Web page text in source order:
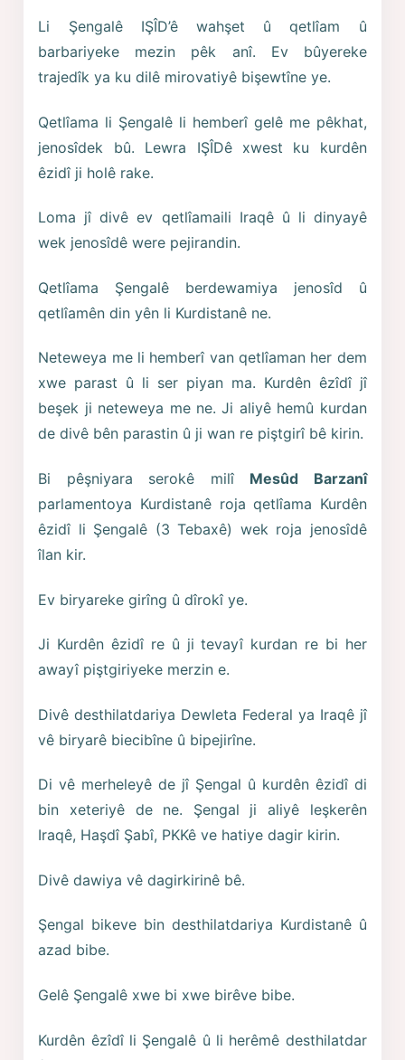
Li Şengalê IŞÎD’ê wahşet û qetlîam û
barbariyeke mezin pêk anî. Ev bûyereke
trajedîk ya ku dilê mirovatiyê bişewtîne ye.
Qetlîama li Şengalê li hemberî gelê me pêkhat,
jenosîdek bû. Lewra IŞÎDê xwest ku kurdên
êzidî ji holê rake.
Loma jî divê ev qetlîamaili Iraqê û li dinyayê
wek jenosîdê were pejirandin.
Qetlîama Şengalê berdewamiya jenosîd û
qetlîamên din yên li Kurdistanê ne.
Neteweya me li hemberî van qetlîaman her dem
xwe parast û li ser piyan ma. Kurdên êzîdî jî
beşek ji neteweya me ne. Ji aliyê hemû kurdan
de divê bên parastin û ji wan re piştgirî bê kirin.
Bi pêşniyara serokê milî Mesûd Barzanî
parlamentoya Kurdistanê roja qetlîama Kurdên
êzidî li Şengalê (3 Tebaxê) wek roja jenosîdê
îlan kir.
Ev biryareke girîng û dîrokî ye.
Ji Kurdên êzidî re û ji tevayî kurdan re bi her
awayî piştgiriyeke merzin e.
Divê desthilatdariya Dewleta Federal ya Iraqê jî
vê biryarê biecibîne û bipejirîne.
Di vê merheleyê de jî Şengal û kurdên êzidî di
bin xeteriyê de ne. Şengal ji aliyê leşkerên
Iraqê, Haşdî Şabî, PKKê ve hatiye dagir kirin.
Divê dawiya vê dagirkirinê bê.
Şengal bikeve bin desthilatdariya Kurdistanê û
azad bibe.
Gelê Şengalê xwe bi xwe birêve bibe.
Kurdên êzîdî li Şengalê û li herêmê desthilatdar